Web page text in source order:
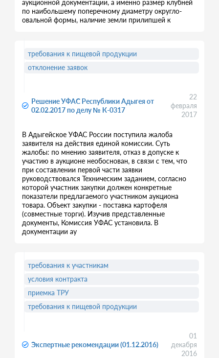
аукционной документации, а именно размер клубней
по наибольшему поперечному диаметру округло-
овальной формы, наличие земли прилипшей к
Решение УФАС Республики Адыгея от
02.02.2017 по делу № К-0317
22
февраля
2017
В Адыгейское УФАС России поступила жалоба
заявителя на действия единой комиссии. Суть
жалобы: по мнению заявителя, отказ в допуске к
участию в аукционе необоснован, в связи с тем, что
при составлении первой части заявки
руководствовался Техническим заданием, согласно
которой участник закупки должен конкретные
показатели предлагаемого участником аукциона
товара. Объект закупки - поставка картофеля
(совместные торги). Изучив представленные
документы, Комиссия УФАС установила. В
документации ау
требования к пищевой продукции
отклонение заявок
Экспертные рекомендации (01.12.2016)
01
декабря
2016
требования к участникам
условия контракта
приемка ТРУ
требования к пищевой продукции